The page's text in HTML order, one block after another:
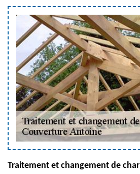
Traitement et changement de